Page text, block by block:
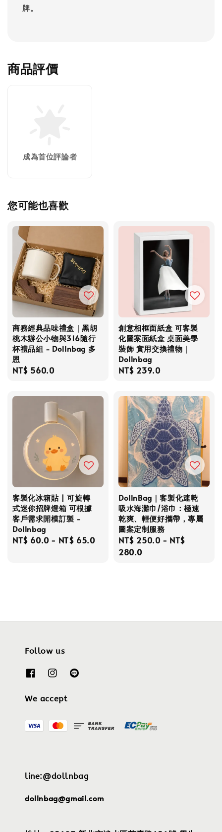
牌。
商品評價
成為首位評論者
您可能也喜歡
商務經典品味禮盒｜黑胡
桃木辦公小物與316隨行
杯禮品組 - Dollnbag 多
恩
Regular
NT$ 560.0
創意相框面紙盒 可客製
化圖案面紙盒 桌面美學
裝飾 實用交換禮物｜
Dollnbag
Regular
NT$ 239.0
客製化冰箱貼 | 可旋轉
式迷你招牌燈箱 可根據
客戶需求開模訂製 -
Dollnbag
Regular
NT$ 60.0 - NT$ 65.0
DollnBag｜客製化速乾
吸水海灘巾/浴巾：極速
乾爽、輕便好攜帶，專屬
圖案定制服務
Regular
price
NT$ 250.0 - NT$
280.0
Follow us
We accept
line:@dollnbag
dollnbag@gmail.com